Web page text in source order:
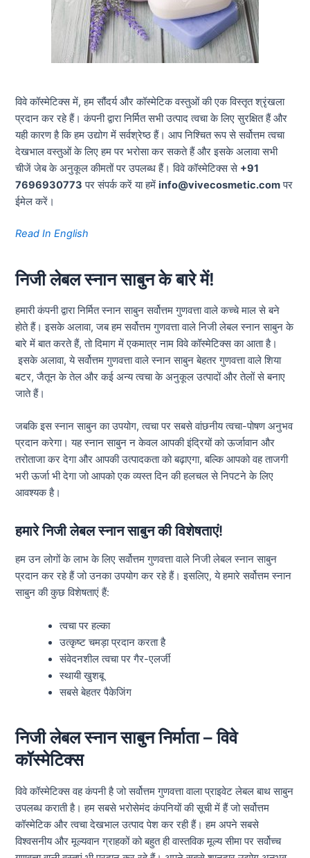
विवे कॉस्मेटिक्स में, हम सौंदर्य और कॉस्मेटिक वस्तुओं की एक विस्तृत श्रृंखला
प्रदान कर रहे हैं। कंपनी द्वारा निर्मित सभी उत्पाद त्वचा के लिए सुरक्षित हैं और
यही कारण है कि हम उद्योग में सर्वश्रेष्ठ हैं।आप निश्चित रूप से सर्वोत्तम त्वचा
देखभाल वस्तुओं के लिए हम पर भरोसा कर सकते हैं और इसके अलावा सभी
चीजें जेब के अनुकूल कीमतों पर उपलब्ध हैं।विवे कॉस्मेटिक्स से +91
7696930773 पर संपर्क करें या हमेंinfo@vivecosmetic.comपर
ईमेल करें।
Read In English
निजी लेबल स्नान साबुन के बारे में!
हमारी कंपनी द्वारा निर्मित स्नान साबुन सर्वोत्तम गुणवत्ता वाले कच्चे माल से बने
होते हैं। इसके अलावा, जब हम सर्वोत्तम गुणवत्ता वाले निजी लेबल स्नान साबुन के
बारे में बात करते हैं, तो दिमाग में एकमात्र नाम विवे कॉस्मेटिक्स का आता है।
इसके अलावा, ये सर्वोत्तम गुणवत्ता वाले स्नान साबुन बेहतर गुणवत्ता वाले शिया
बटर, जैतून के तेल और कई अन्य त्वचा के अनुकूल उत्पादों और तेलों से बनाए
जाते हैं।
जबकि इस स्नान साबुन का उपयोग, त्वचा पर सबसे वांछनीय त्वचा-पोषण अनुभव
प्रदान करेगा। यह स्नान साबुन न केवल आपकी इंद्रियों को ऊर्जावान और
तरोताजा कर देगा और आपकी उत्पादकता को बढ़ाएगा, बल्कि आपको वह ताजगी
भरी ऊर्जा भी देगा जो आपको एक व्यस्त दिन की हलचल से निपटने के लिए
आवश्यक है।
हमारे निजी लेबल स्नान साबुन की विशेषताएं!
हम उन लोगों के लाभ के लिए सर्वोत्तम गुणवत्ता वाले निजी लेबल स्नान साबुन
प्रदान कर रहे हैं जो उनका उपयोग कर रहे हैं। इसलिए, ये हमारे सर्वोत्तम स्नान
साबुन की कुछ विशेषताएं हैं:
त्वचा पर हल्का
उत्कृष्ट चमड़ा प्रदान करता है
संवेदनशील त्वचा पर गैर-एलर्जी
स्थायी खुशबू
सबसे बेहतर पैकेजिंग
निजी लेबल स्नान साबुन निर्माता – विवे
कॉस्मेटिक्स
विवे कॉस्मेटिक्स वह कंपनी है जो सर्वोत्तम गुणवत्ता वाला प्राइवेट लेबल बाथ साबुन
उपलब्ध कराती है। हम सबसे भरोसेमंद कंपनियों की सूची में हैं जो सर्वोत्तम
कॉस्मेटिक और त्वचा देखभाल उत्पाद पेश कर रही हैं। हम अपने सबसे
विश्वसनीय और मूल्यवान ग्राहकों को बहुत ही वास्तविक मूल्य सीमा पर सर्वोच्च